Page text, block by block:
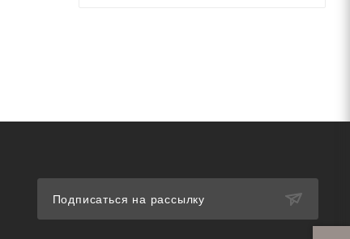
Подписаться на рассылку